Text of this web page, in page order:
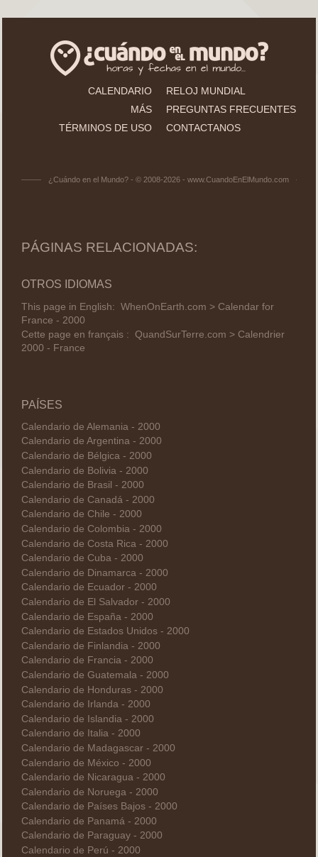
CALENDARIO
RELOJ MUNDIAL
MÁS
PREGUNTAS FRECUENTES
TÉRMINOS DE USO
CONTACTANOS
¿Cuándo en el Mundo? - © 2008-2026 - www.CuandoEnElMundo.com
PÁGINAS RELACIONADAS:
OTROS IDIOMAS
This page in English: WhenOnEarth.com > Calendar for
France - 2000
Cette page en français : QuandSurTerre.com > Calendrier
2000 - France
PAÍSES
Calendario de Alemania - 2000
Calendario de Argentina - 2000
Calendario de Bélgica - 2000
Calendario de Bolivia - 2000
Calendario de Brasil - 2000
Calendario de Canadá - 2000
Calendario de Chile - 2000
Calendario de Colombia - 2000
Calendario de Costa Rica - 2000
Calendario de Cuba - 2000
Calendario de Dinamarca - 2000
Calendario de Ecuador - 2000
Calendario de El Salvador - 2000
Calendario de España - 2000
Calendario de Estados Unidos - 2000
Calendario de Finlandia - 2000
Calendario de Francia - 2000
Calendario de Guatemala - 2000
Calendario de Honduras - 2000
Calendario de Irlanda - 2000
Calendario de Islandia - 2000
Calendario de Italia - 2000
Calendario de Madagascar - 2000
Calendario de México - 2000
Calendario de Nicaragua - 2000
Calendario de Noruega - 2000
Calendario de Países Bajos - 2000
Calendario de Panamá - 2000
Calendario de Paraguay - 2000
Calendario de Perú - 2000